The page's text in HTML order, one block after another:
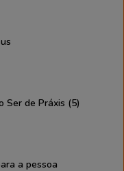
Ser de Práxis (5)
a pessoa